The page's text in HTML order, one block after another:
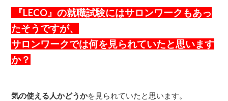
『LECO』の就職試験にはサロンワークもあっ
たそうですが、
サロンワークでは何を見られていたと思います
か？
気の使える人かどうかを見られていたと思います。